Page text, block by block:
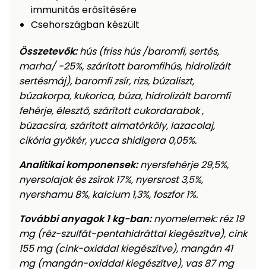
Permetező
Üvegház
melegház
Komposztáló
Kézi
szerszám,
eszközök
Kiegészítők
immunitás erősítésére
Csehországban készült
Összetevők: hús (friss hús /baromfi, sertés,
marha/ -25%, szárított baromfihús, hidrolizált
sertésmáj), baromfi zsír, rizs, búzaliszt,
búzakorpa, kukorica, búza, hidrolizált baromfi
fehérje, élesztő, szárított cukordarabok ,
búzacsíra, szárított almatörköly, lazacolaj,
cikória gyökér, yucca shidigera 0,05%.
Analitikai komponensek: nyersfehérje 29,5%,
nyersolajok és zsírok 17%, nyersrost 3,5%,
nyershamu 8%, kalcium 1,3%, foszfor 1%.
További anyagok 1 kg-ban: nyomelemek: réz 19
mg (réz-szulfát-pentahidráttal kiegészítve), cink
155 mg (cink-oxiddal kiegészítve), mangán 41
mg (mangán-oxiddal kiegészítve), vas 87 mg